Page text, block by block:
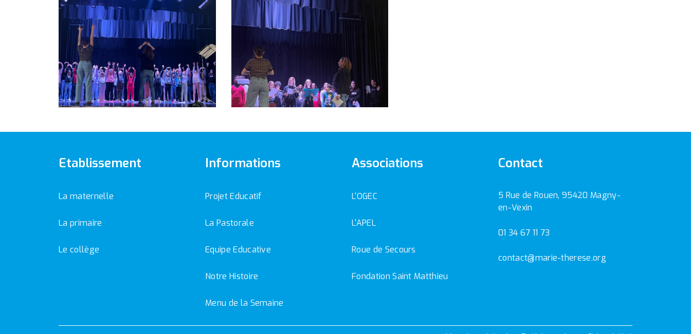
Etablissement
La maternelle
La primaire
Le collège
Informations
Projet Educatif
La Pastorale
Equipe Educative
Notre Histoire
Menu de la Semaine
Associations
L'OGEC
L'APEL
Roue de Secours
Fondation Saint Matthieu
Contact
5 Rue de Rouen, 95420 Magny-
en-Vexin
01 34 67 11 73
contact@marie-therese.org